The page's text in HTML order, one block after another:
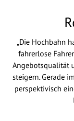
„Die Hochbahn
fahrerlose
Angebotsqualität
steigern. Gerade
perspektivisch